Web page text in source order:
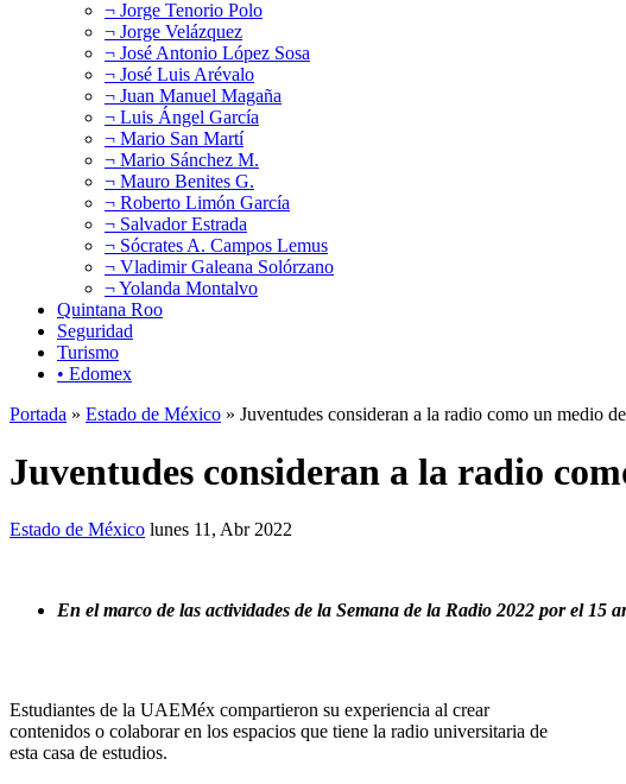
¬ Jorge Tenorio Polo
¬ Jorge Velázquez
¬ José Antonio López Sosa
¬ José Luis Arévalo
¬ Juan Manuel Magaña
¬ Luis Ángel García
¬ Mario San Martí
¬ Mario Sánchez M.
¬ Mauro Benites G.
¬ Roberto Limón García
¬ Salvador Estrada
¬ Sócrates A. Campos Lemus
¬ Vladimir Galeana Solórzano
¬ Yolanda Montalvo
Quintana Roo
Seguridad
Turismo
• Edomex
Portada » Estado de México » Juventudes consideran a la radio como un medio
Juventudes consideran a la radio
Estado de México lunes 11, Abr 2022
En el marco de las actividades de la Semana de la Radio 2022 por el
Estudiantes de la UAEMéx compartieron su experiencia al crear
contenidos o colaborar en los espacios que tiene la radio universitaria de
esta casa de estudios.